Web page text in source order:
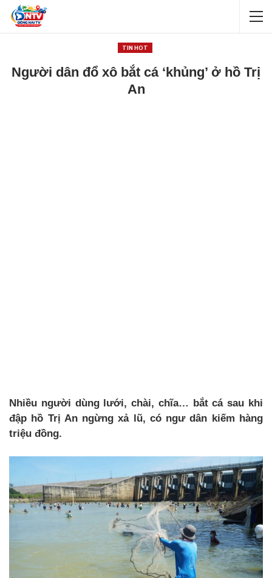
TIN HOT
Người dân đổ xô bắt cá ‘khủng’ ở hồ Trị
An
Nhiều người dùng lưới, chài, chĩa… bắt cá sau khi
đập hồ Trị An ngừng xả lũ, có ngư dân kiếm hàng
triệu đồng.